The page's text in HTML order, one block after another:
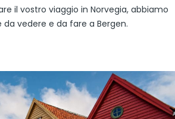
il vostro viaggio in Norvegia, abbiamo
vedere e da fare a Bergen.